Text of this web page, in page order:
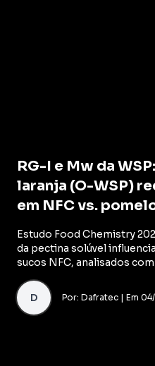
RG-I e Mw da
laranja (O-WSP)
em NFC vs.
Estudo Food Chemistry
da pectina solúvel
sucos NFC, analisados
D Por: Dafratec | Em